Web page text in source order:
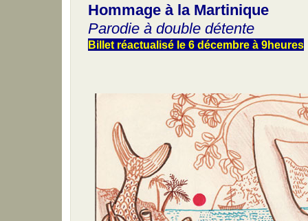
Hommage à la Martinique
Parodie à double détente
Billet réactualisé le 6 décembre à 9heures